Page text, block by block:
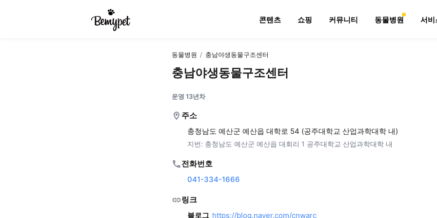
콘텐츠 쇼핑 커뮤니티 동물병원 서비
동물병원 / 충남야생동물구조센터
충남야생동물구조센터
운영 13년차
주소
충청남도 예산군 예산읍 대학로 54 (공주대학교 산업과학대학 내)
지번: 충청남도 예산군 예산읍 대회리 1 공주대학교 산업과학대학 내
전화번호
041-334-1666
링크
블로그 https://blog.naver.com/cnwarc